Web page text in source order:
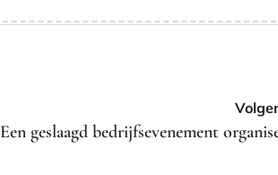
Een geslaagd bedrijfsevenement